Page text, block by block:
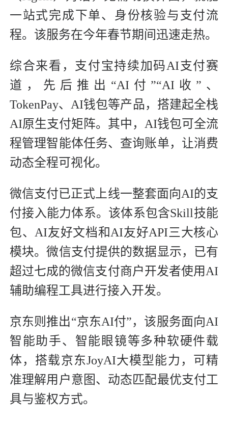
一站式完成下单、身份核验与支付流
程。该服务在今年春节期间迅速走热。
综合来看，支付宝持续加码AI支付赛
道，先后推出“AI付”“AI收”、
TokenPay、AI钱包等产品，搭建起全栈
AI原生支付矩阵。其中，AI钱包可全流
程管理智能体任务、查询账单，让消费
动态全程可视化。
微信支付已正式上线一整套面向AI的支
付接入能力体系。该体系包含Skill技能
包、AI友好文档和AI友好API三大核心
模块。微信支付提供的数据显示，已有
超过七成的微信支付商户开发者使用AI
辅助编程工具进行接入开发。
京东则推出“京东AI付”，该服务面向AI
智能助手、智能眼镜等多种软硬件载
体，搭载京东JoyAI大模型能力，可精
准理解用户意图、动态匹配最优支付工
具与鉴权方式。